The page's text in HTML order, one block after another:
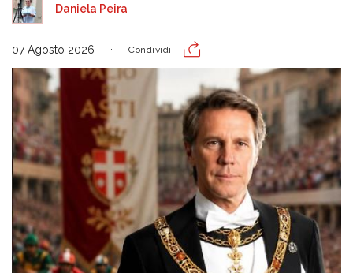
Daniela Peira
07 Agosto 2026 Condividi